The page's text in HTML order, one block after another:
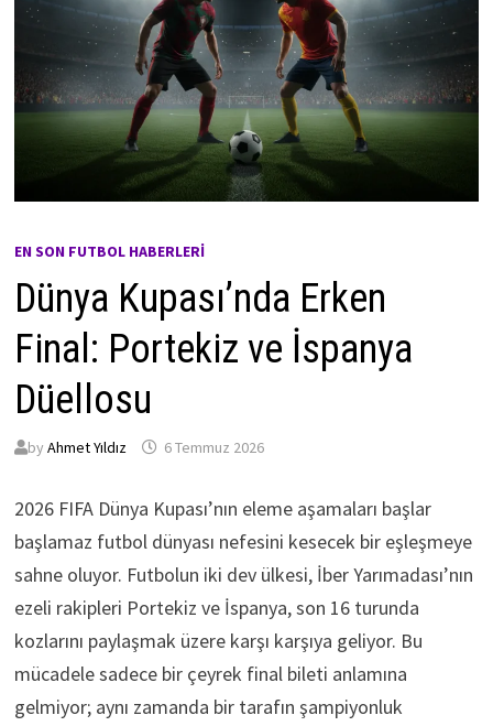
EN SON FUTBOL HABERLERI
Dünya Kupası’nda Erken
Final: Portekiz ve İspanya
Düellosu
by Ahmet Yıldız 6 Temmuz 2026
2026 FIFA Dünya Kupası’nın eleme aşamaları başlar
başlamaz futbol dünyası nefesini kesecek bir eşleşmeye
sahne oluyor. Futbolun iki dev ülkesi, İber Yarımadası’nın
ezeli rakipleri Portekiz ve İspanya, son 16 turunda
kozlarını paylaşmak üzere karşı karşıya geliyor. Bu
mücadele sadece bir çeyrek final bileti anlamına
gelmiyor; aynı zamanda bir tarafın şampiyonluk